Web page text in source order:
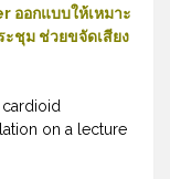
ออกแบบให้เหมาะ
ชุม ช่วยขจัดเสียง
on a lecture